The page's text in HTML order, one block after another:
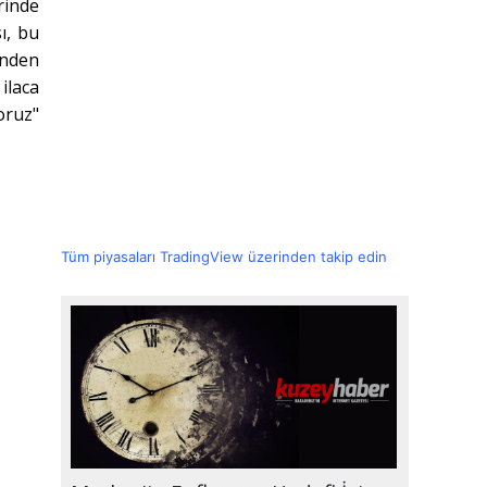
bu
Tüm piyasaları TradingView üzerinden takip edin